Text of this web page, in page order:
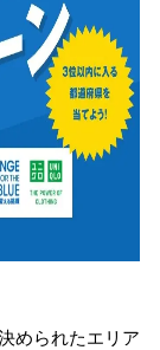
められたエリア